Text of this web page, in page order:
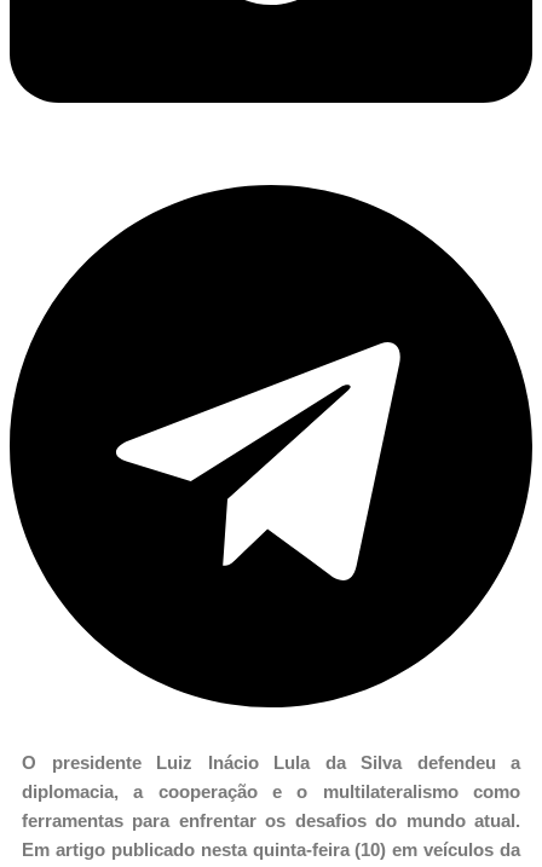
O presidente Luiz Inácio Lula da Silva defendeu a
diplomacia, a cooperação e o multilateralismo como
ferramentas para enfrentar os desafios do mundo atual.
Em artigo publicado nesta quinta-feira (10) em veículos da